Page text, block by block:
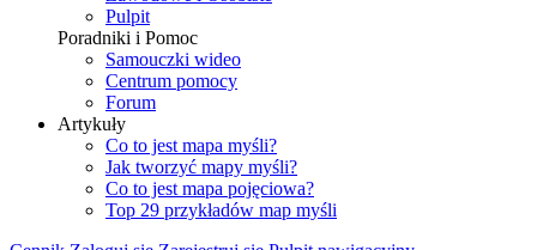
Pulpit
Poradniki i Pomoc
Samouczki wideo
Centrum pomocy
Forum
Artykuły
Co to jest mapa myśli?
Jak tworzyć mapy myśli?
Co to jest mapa pojęciowa?
Top 29 przykładów map myśli